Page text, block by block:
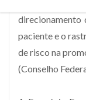
direcionamento
paciente e o
de risco na
(Conselho